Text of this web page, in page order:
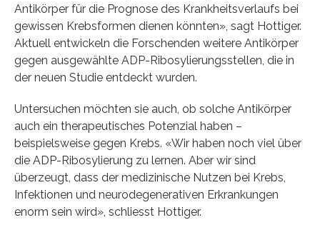
Antikörper für die Prognose des Krankheitsverlaufs bei
gewissen Krebsformen dienen könnten», sagt Hottiger.
Aktuell entwickeln die Forschenden weitere Antikörper
gegen ausgewählte ADP-Ribosylierungsstellen, die in
der neuen Studie entdeckt wurden.
Untersuchen möchten sie auch, ob solche Antikörper
auch ein therapeutisches Potenzial haben –
beispielsweise gegen Krebs. «Wir haben noch viel über
die ADP-Ribosylierung zu lernen. Aber wir sind
überzeugt, dass der medizinische Nutzen bei Krebs,
Infektionen und neurodegenerativen Erkrankungen
enorm sein wird», schliesst Hottiger.